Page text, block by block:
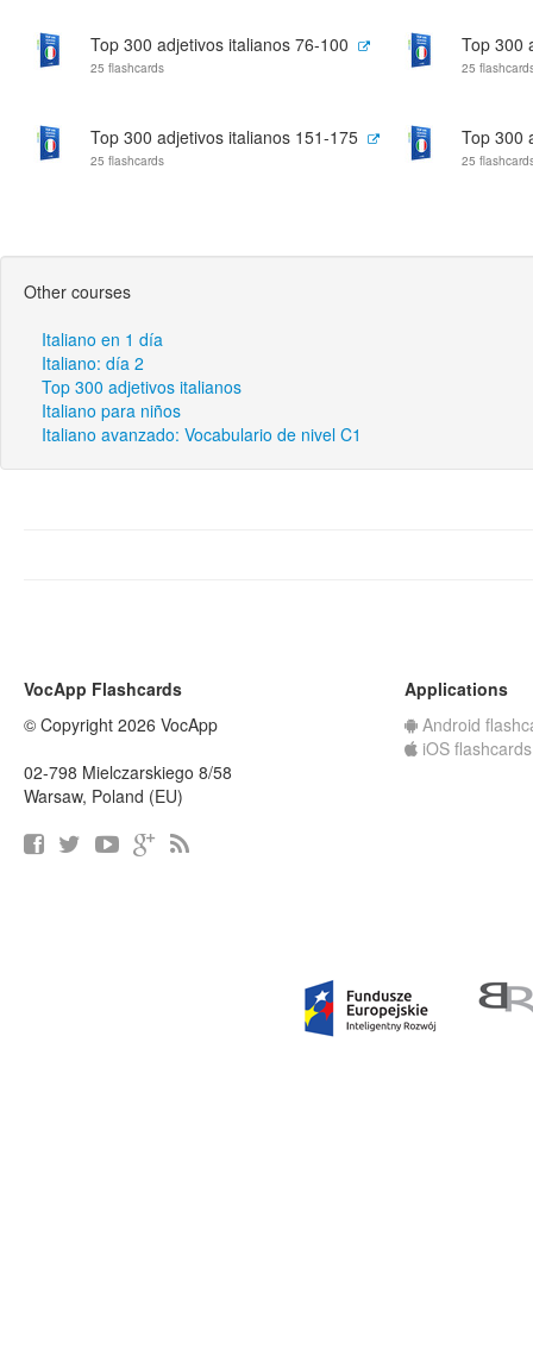
Top 300 adjetivos italianos 76-100
25 flashcards
Top 300
25
Top 300 adjetivos italianos 151-175
25 flashcards
Top 300
25
Other courses
Italiano en 1 día
Italiano: día 2
Top 300 adjetivos italianos
Italiano para niños
Italiano avanzado: Vocabulario de nivel C1
VocApp Flashcards
© Copyright 2026 VocApp
02-798 Mielczarskiego 8/58
Warsaw, Poland (EU)
Applications
Android
iOS flashcards